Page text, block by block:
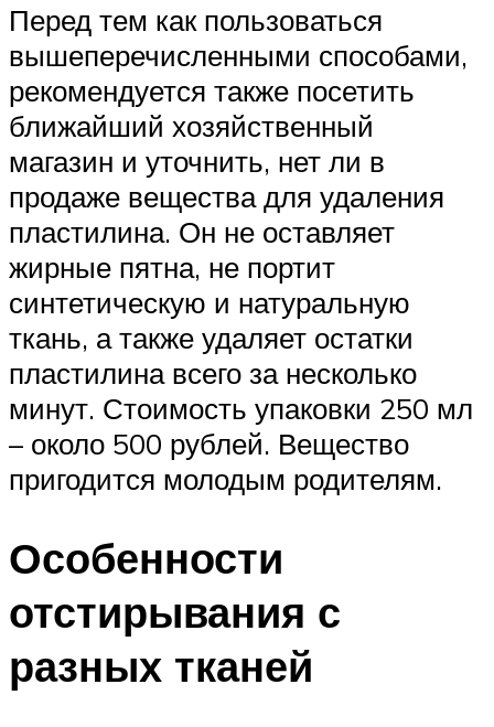
Перед тем как пользоваться
вышеперечисленными способами,
рекомендуется также посетить
ближайший хозяйственный
магазин и уточнить, нет ли в
продаже вещества для удаления
пластилина. Он не оставляет
жирные пятна, не портит
синтетическую и натуральную
ткань, а также удаляет остатки
пластилина всего за несколько
минут. Стоимость упаковки 250 мл
– около 500 рублей. Вещество
пригодится молодым родителям.
Особенности
отстирывания с
разных тканей